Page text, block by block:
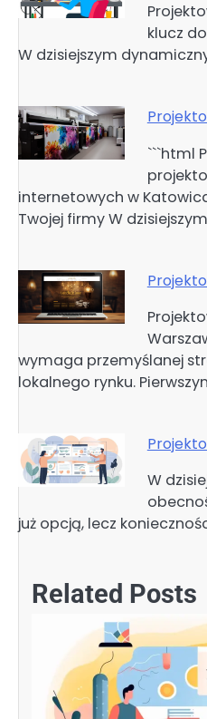
klucz
W dzisiejszym
```html
internetowych w
Twojej firmy W
wymaga przemyślanej
lokalnego rynku.
W
już opcją, lecz
Related Posts